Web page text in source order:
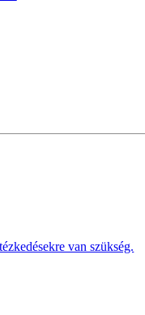
van szükség.